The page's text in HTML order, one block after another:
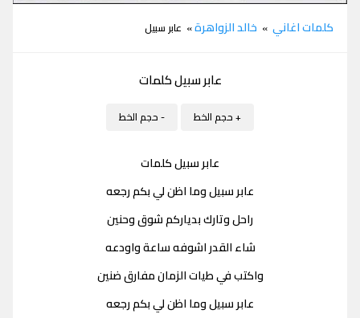
كلمات اغاني » خالد الزواهرة» عابر سبيل
عابر سبيل كلمات
+ حجم الخط - حجم الخط
عابر سبيل كلمات
عابر سبيل وما اظن لي بكم رجعه
راحل وتارك بدياركم شوق وحنين
شاء القدر اشوفه ساعة واودعه
واكتب في طيات الزمان مفارق ضنين
عابر سبيل وما اظن لي بكم رجعه